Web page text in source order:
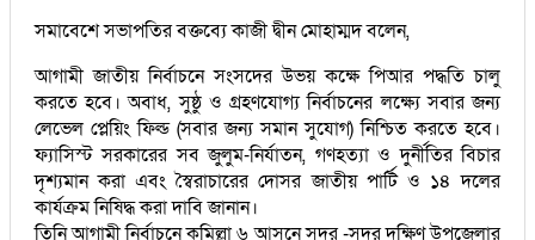
সমাবেশে সভাপতির বক্তব্যে কাজী দ্বীন মোহাম্মদ বলেন,
আগামী জাতীয় নির্বাচনে সংসদের উভয় কক্ষে পিআর পদ্ধতি চালু
করতে হবে। অবাধ, সুষ্ঠু ও গ্রহণযোগ্য নির্বাচনের লক্ষ্যে সবার জন্য
লেভেল প্লেয়িং ফিল্ড (সবার জন্য সমান সুযোগ) নিশ্চিত করতে হবে।
ফ্যাসিস্ট সরকারের সব জুলুম-নির্যাতন, গণহত্যা ও দুর্নীতির বিচার
দৃশ্যমান করা এবং স্বৈরাচারের দোসর জাতীয় পার্টি ও ১৪ দলের
কার্যক্রম নিষিদ্ধ করা দাবি জানান।
তিনি আগামী নির্বাচনে কুমিল্লা ৬ আসনে সদর -সদর দক্ষিণ উপজেলার